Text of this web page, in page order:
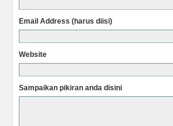
Email Address (harus diisi)
Website
Sampaikan pikiran anda disini